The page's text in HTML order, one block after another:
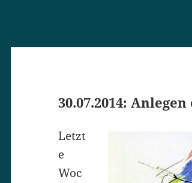
30.07.2014:
Letzt
e
Woc